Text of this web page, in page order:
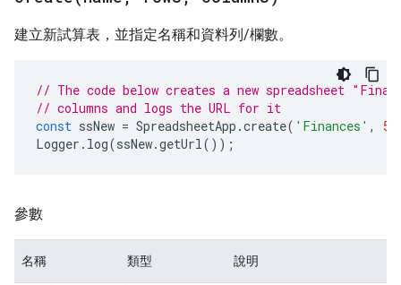
建立新試算表，並指定名稱和資料列/欄數。
// The code below creates a new spreadsheet
// columns and logs the URL for it
const ssNew = SpreadsheetApp .create( 'Finances' , 50
Logger . log(ssNew.getUrl());
參數
名稱 類型 說明